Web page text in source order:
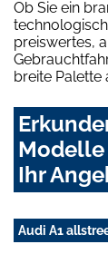
Ob Sie ein
preiswertes,
breite Palette
Modelle
Ihr
Audi A1